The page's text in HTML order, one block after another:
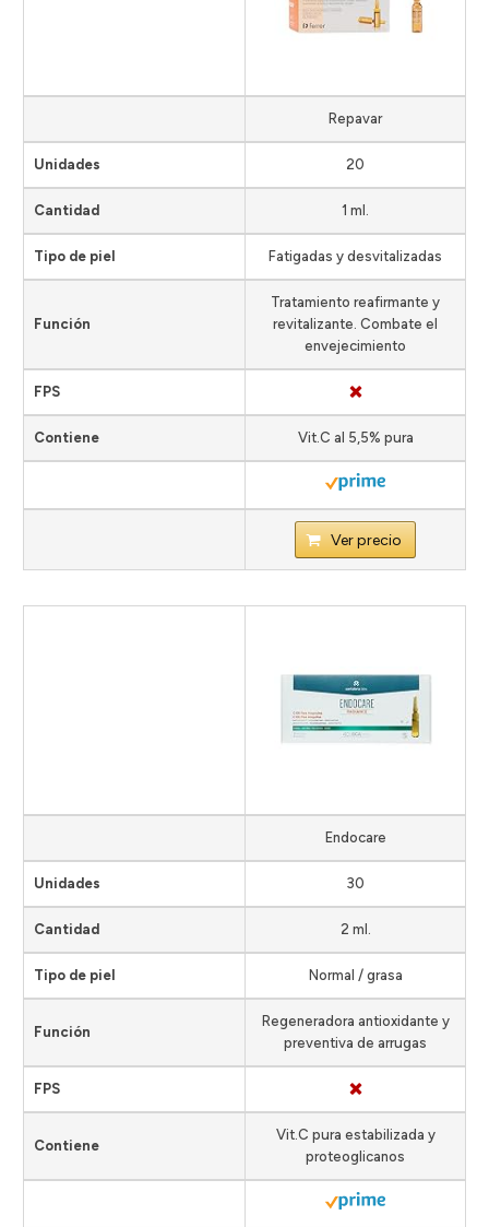
Repavar
Unidades 20
Cantidad 1 ml.
Tipo de piel Fatigadas y desvitalizadas
Función
Tratamiento reafirmante y
revitalizante. Combate el
envejecimiento
FPS
Contiene Vit.C al 5,5% pura
Ver precio
Endocare
Unidades 30
Cantidad 2 ml.
Tipo de piel Normal / grasa
Función
Regeneradora antioxidante y
preventiva de arrugas
FPS
Contiene
Vit.C pura estabilizada y
proteoglicanos